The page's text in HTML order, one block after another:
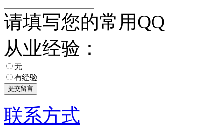
请填写您的常用QQ
从业经验：
无
有经验
联系方式